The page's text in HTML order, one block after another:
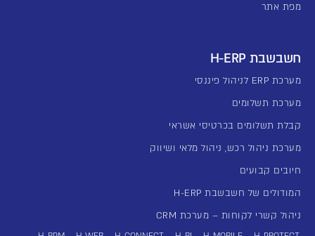
מפת אתר
חשבשבת H-ERP
מערכת ERP לניהול פיננסי
מערכת תשלומים
קבלת תשלומים בכרטיסי אשראי
מערכת ניהול רכש, ניהול מלאי ושיווק
חיובים קבועים
המודולים של חשבשבת H-ERP
ניהול קשרי לקוחות – מערכת CRM